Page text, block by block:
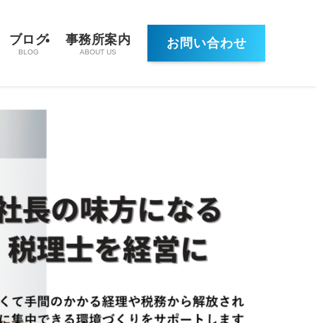
ブログ
BLOG
事務所案内
ABOUT US
お問い合わせ